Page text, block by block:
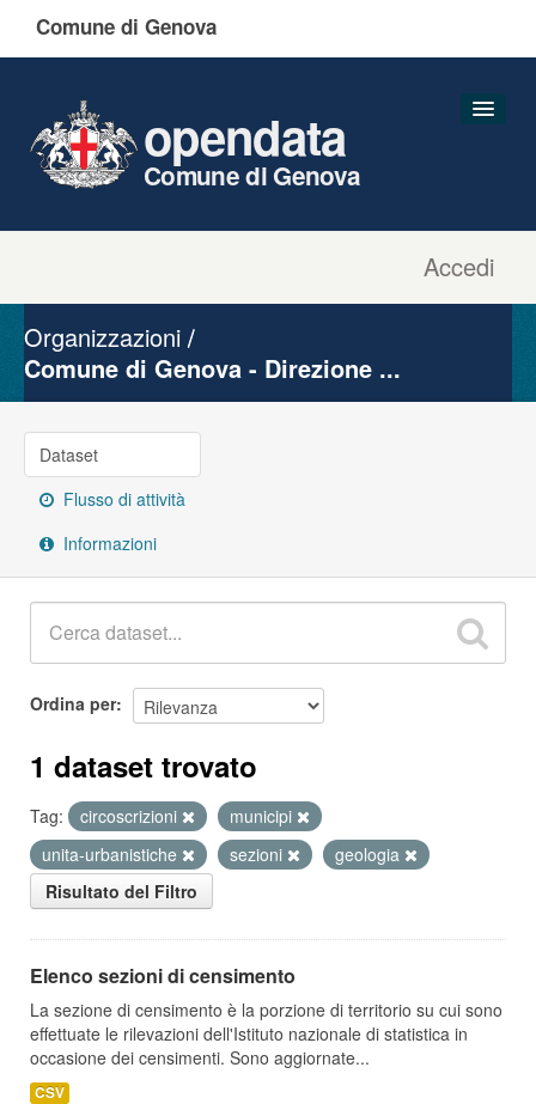
Comune di Genova
Accedi
opendata
Comune di Genova
Gruppi
Organizzazioni
Comune di Genova - Direzione ...
Dataset
Flusso di attività
Informazioni
Ordina per
1 dataset trovato
Tag: circoscrizioni
municipi
unita-urbanistiche
sezioni
geologia
Risultato del Filtro
Elenco sezioni di censimento
La sezione di censimento è la porzione di territorio su cui sono
effettuate le rilevazioni dell'Istituto nazionale di statistica in
occasione dei censimenti. Sono aggiornate...
CSV